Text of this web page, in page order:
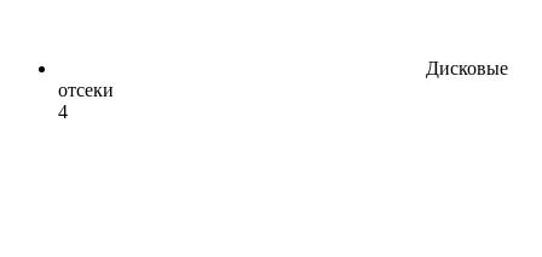
Дисковые
отсеки
4